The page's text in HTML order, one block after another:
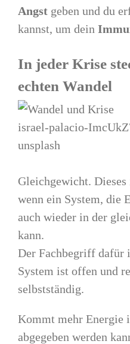
Angst geben und du
kannst, um dein
In jeder Krise
echten Wandel
israel-palacio-
unsplash
Gleichgewicht.
wenn ein System, die
auch wieder in der
kann.
Der Fachbegriff dafür
System ist offen und
selbstständig.
Kommt mehr Energie
abgegeben werden